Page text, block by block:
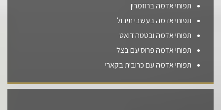
תפוחי אדמה ברוזמרין
תפוחי אדמה בעשבי תיבול
תפוחי אדמה ובטטה דואט
תפוחי אדמה פרוס עם בצל
תפוחי אדמה עם כרובית בקארי